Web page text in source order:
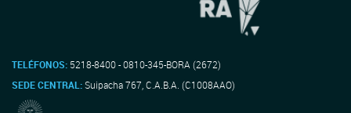
TELÉFONOS: 5218-8400 - 0810-345-BORA (2672)
SEDE CENTRAL:Suipacha 767, C.A.B.A. (C1008AAO)